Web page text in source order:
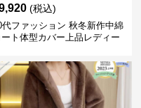
(税込)
代ファッション 秋冬新作中綿
ート体型カバー上品レディー